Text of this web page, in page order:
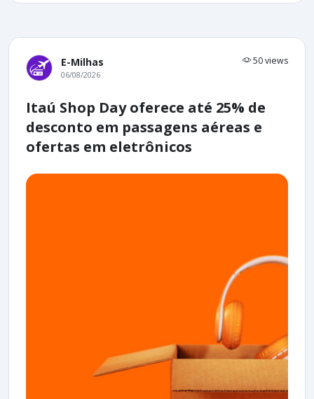
E-Milhas 50 views
06/08/2026
Itaú Shop Day oferece até 25% de
desconto em passagens aéreas e
ofertas em eletrônicos